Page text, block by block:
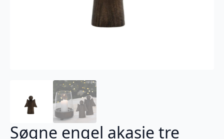
Søgne engel akasie tre